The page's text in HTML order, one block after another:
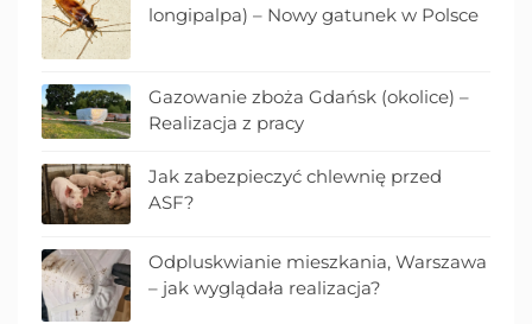
longipalpa) – Nowy gatunek w Polsce
Gazowanie zboża Gdańsk (okolice) –
Realizacja z pracy
Jak zabezpieczyć chlewnię przed
ASF?
Odpluskwianie mieszkania, Warszawa
– jak wyglądała realizacja?